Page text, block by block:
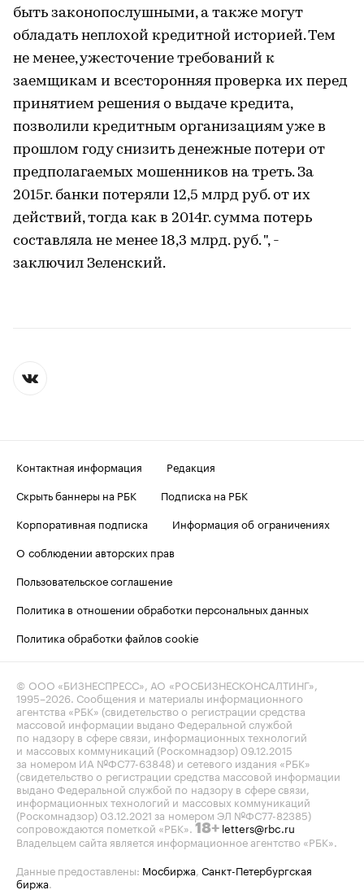
быть законопослушными, а также могут
обладать неплохой кредитной историей. Тем
не менее, ужесточение требований к
заемщикам и всесторонняя проверка их перед
принятием решения о выдаче кредита,
позволили кредитным организациям уже в
прошлом году снизить денежные потери от
предполагаемых мошенников на треть. За
2015г. банки потеряли 12,5 млрд руб. от их
действий, тогда как в 2014г. сумма потерь
составляла не менее 18,3 млрд. руб. ", -
заключил Зеленский.
Контактная информация
Редакция
Скрыть баннеры на РБК
Подписка на РБК
Корпоративная подписка
Информация об ограничениях
О соблюдении авторских прав
Пользовательское соглашение
Политика в отношении обработки персональных данных
Политика обработки файлов cookie
© ООО «БИЗНЕСПРЕСС», АО «РОСБИЗНЕСКОНСАЛТИНГ»,
1995–2026. Сообщения и материалы информационного
агентства «РБК» (свидетельство о регистрации средства
массовой информации выдано Федеральной службой
по надзору в сфере связи, информационных технологий
и массовых коммуникаций (Роскомнадзор) 09.12.2015
за номером ИА №ФС77-63848) и сетевого издания «РБК»
(свидетельство о регистрации средства массовой информации
выдано Федеральной службой по надзору в сфере связи,
информационных технологий и массовых коммуникаций
(Роскомнадзор) 03.12.2021 за номером ЭЛ №ФС77-82385)
сопровождаются пометкой «РБК». 18+ letters@rbc.ru
Владельцем сайта является информационное агентство «РБК».
Данные предоставлены: Мосбиржа, Санкт-Петербургская
биржа.